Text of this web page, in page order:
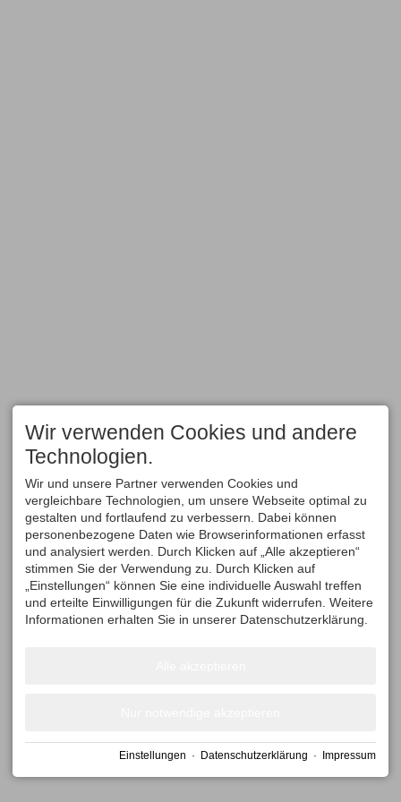
Wir verwenden Cookies und andere
Technologien.
Wir und unsere Partner verwenden Cookies und
vergleichbare Technologien, um unsere Webseite optimal zu
gestalten und fortlaufend zu verbessern. Dabei können
personenbezogene Daten wie Browserinformationen erfasst
und analysiert werden. Durch Klicken auf „Alle akzeptieren“
stimmen Sie der Verwendung zu. Durch Klicken auf
„Einstellungen“ können Sie eine individuelle Auswahl treffen
und erteilte Einwilligungen für die Zukunft widerrufen. Weitere
Informationen erhalten Sie in unserer Datenschutzerklärung.
Einstellungen · Datenschutzerklärung · Impressum